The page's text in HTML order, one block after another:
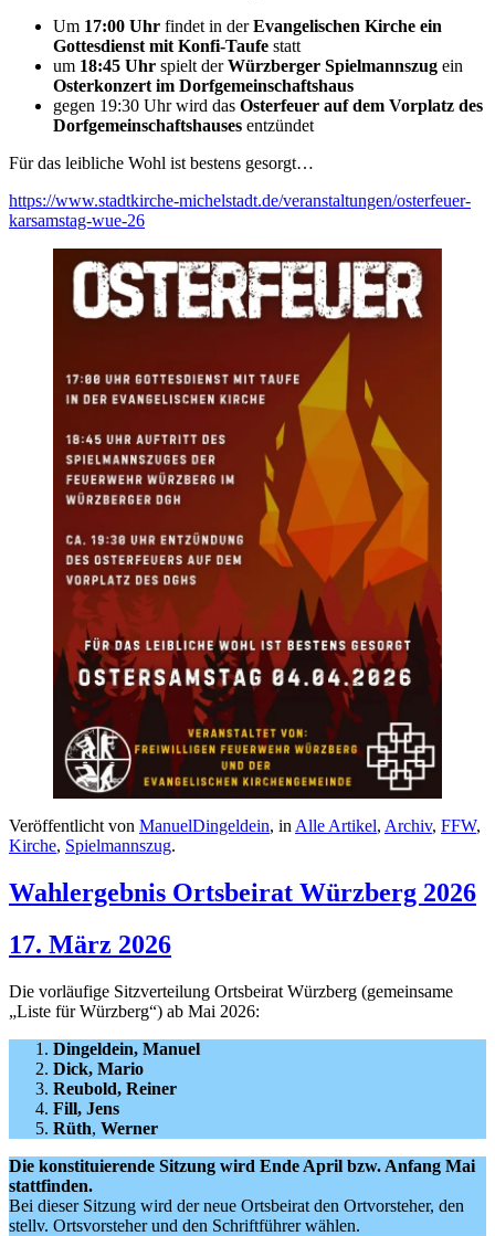
Um 17:00 Uhr findet in derEvangelischen Kirche ein
Gottesdienst mit Konfi-Taufe statt
um 18:45 Uhr spielt derWürzberger Spielmannszug ein
Osterkonzert im Dorfgemeinschaftshaus
gegen 19:30 Uhr wird das Osterfeuer auf dem Vorplatz des
Dorfgemeinschaftshauses entzündet
Für das leibliche Wohl ist bestens gesorgt…
https://www.stadtkirche-michelstadt.de/veranstaltungen/osterfeuer-
karsamstag-wue-26
Veröffentlicht von ManuelDingeldein, in Alle Artikel, Archiv, FFW,
Kirche, Spielmannszug.
Wahlergebnis Ortsbeirat Würzberg 2026
17. März 2026
Die vorläufige Sitzverteilung Ortsbeirat Würzberg (gemeinsame
„Liste für Würzberg“) ab Mai 2026:
Dingeldein, Manuel
Dick, Mario
Reubold, Reiner
Fill, Jens
Rüth, Werner
Die konstituierende Sitzung wird Ende April bzw. Anfang Mai
stattfinden.
Bei dieser Sitzung wird der neue Ortsbeirat den Ortvorsteher, den
stellv. Ortsvorsteher und den Schriftführer wählen.